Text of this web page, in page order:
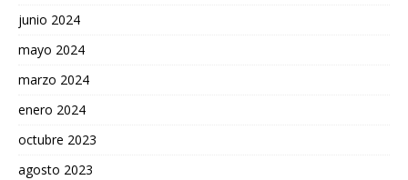
junio 2024
mayo 2024
marzo 2024
enero 2024
octubre 2023
agosto 2023